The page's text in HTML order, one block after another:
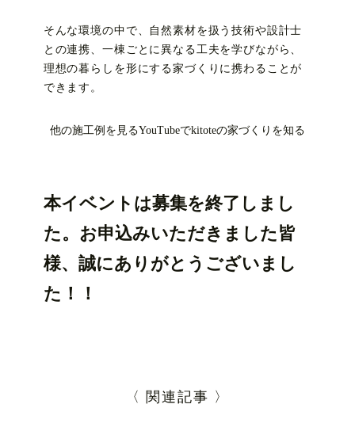
そんな環境の中で、自然素材を扱う技術や設計士
との連携、一棟ごとに異なる工夫を学びながら、
理想の暮らしを形にする家づくりに携わることが
できます。
他の施工例を見るYouTubeでkitoteの家づくりを知る
本イベントは募集を終了しまし
た。お申込みいただきました皆
様、誠にありがとうございまし
た！！
〈 関連記事 〉